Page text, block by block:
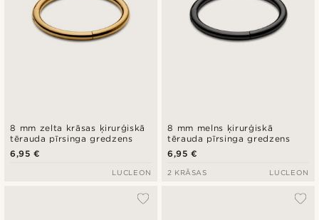
8 mm zelta krāsas ķirurģiskā
tērauda pīrsinga gredzens
6,95 €
LUCLEON
8 mm melns ķirurģiskā
tērauda pīrsinga gredzens
6,95 €
2 KRĀSAS LUCLEON